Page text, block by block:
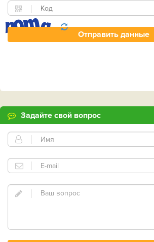
Задайте свой вопрос